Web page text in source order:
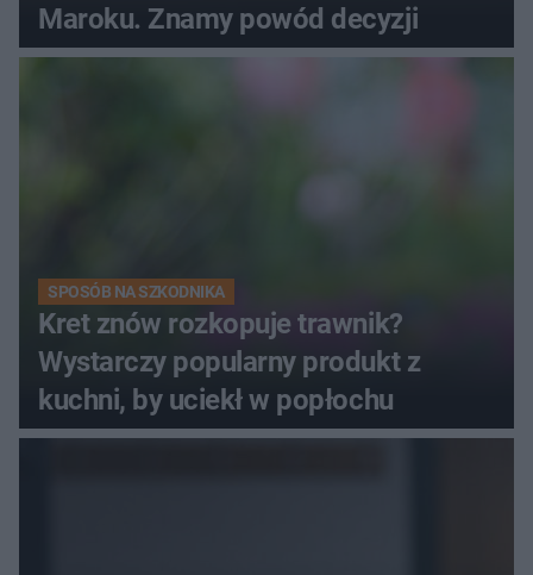
Maroku. Znamy powód decyzji
SPOSÓB NA SZKODNIKA
Kret znów rozkopuje trawnik?
Wystarczy popularny produkt z
kuchni, by uciekł w popłochu